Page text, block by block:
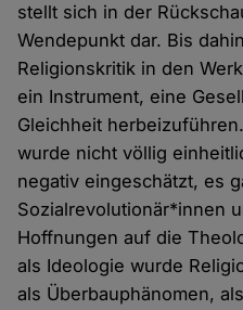
stellt sich in der
Wendepunkt dar. Bis
Religionskritik in den
ein Instrument, eine
Gleichheit
wurde nicht völlig
negativ eingeschätzt, es
Sozialrevolutionär*innen
Hoffnungen auf die
als Ideologie wurde
als Überbauphänomen,